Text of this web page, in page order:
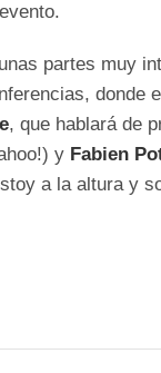
partes muy
donde
, que hablará de
y Fabien
a la altura y